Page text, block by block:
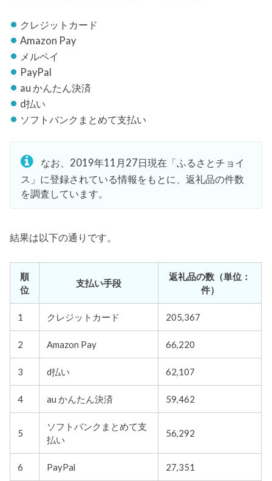
クレジットカード
Amazon Pay
メルペイ
PayPal
au かんたん決済
d払い
ソフトバンクまとめて支払い
なお、2019年11月27日現在「ふるさとチョイ
ス」に登録されている情報をもとに、返礼品の件数
を調査しています。
結果は以下の通りです。
順
位
支払い手段
返礼品の数（単位：
件）
1 クレジットカード 205,367
2 Amazon Pay 66,220
3 d払い 62,107
4 au かんたん決済 59,462
5
ソフトバンクまとめて支
払い
56,292
6 PayPal 27,351